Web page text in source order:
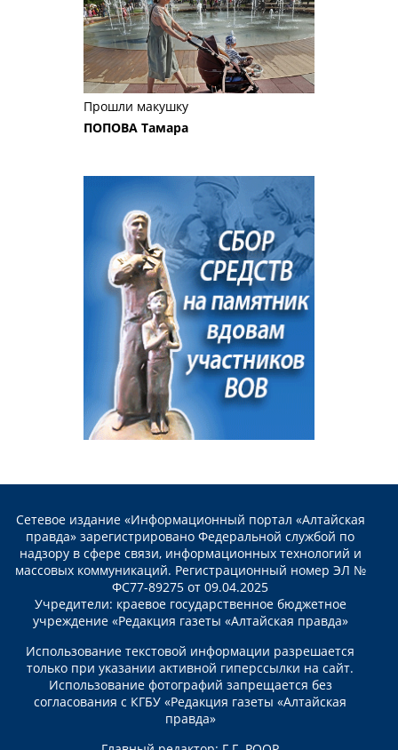
Прошли макушку
ПОПОВА Тамара
Сетевое издание «Информационный портал «Алтайская
правда» зарегистрировано Федеральной службой по
надзору в сфере связи, информационных технологий и
массовых коммуникаций. Регистрационный номер ЭЛ №
ФС77-89275 от 09.04.2025
Учредители: краевое государственное бюджетное
учреждение «Редакция газеты «Алтайская правда»
Использование текстовой информации разрешается
только при указании активной гиперссылки на сайт.
Использование фотографий запрещается без
согласования с КГБУ «Редакция газеты «Алтайская
правда»